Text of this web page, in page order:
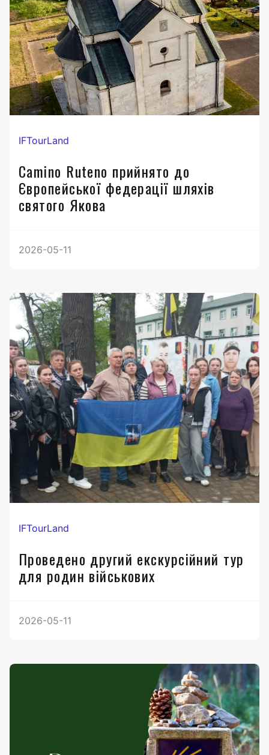
IFTourLand
Camino Ruteno прийнято до
Європейської федерації шляхів
святого Якова
2026-05-11
IFTourLand
Проведено другий екскурсійний тур
для родин військових
2026-05-11